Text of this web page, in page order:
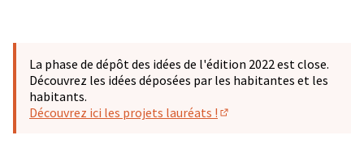
La phase de dépôt des idées de l'édition 2022 est close.
Découvrez les idées déposées par les habitantes et les
habitants.
Découvrez ici les projets lauréats !